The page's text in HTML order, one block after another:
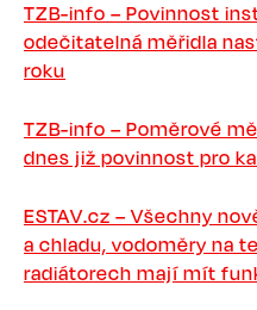
TZB-info – Povinnost
odečitatelná měřidla
roku
TZB-info – Poměrové
dnes již povinnost pro
ESTAV.cz – Všechny
a chladu, vodoměry na
radiátorech mají mít